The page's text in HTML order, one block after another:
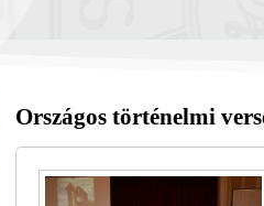
Országos történelmi